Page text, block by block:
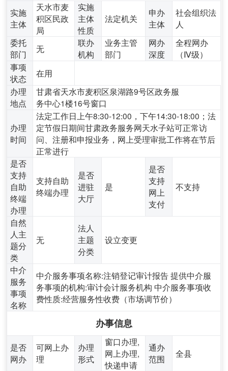
实施
主体
天水市麦
积区民政
局
实施
主体
性质
法定机关
申办
主体
社会组织法
人
委托
部门
无
联办
机构
业务主管
部门
网办
深度
全程网办
（Ⅳ级）
事项
状态
在用
办理
地点
甘肃省天水市麦积区泉湖路9号区政务服
务中心1楼16号窗口
办理
时间
法定工作日上午8:30-12:00，下午14:30-18:00；法
定节假日期间甘肃政务服务网天水子站可正常访
问、注册和申报业务，网上受理审批工作将在节后
正常进行
是否
支持
自助
终端
办理
支持自助
终端办理
是否
进驻
大厅
是
是否
支持
网上
支付
不支持
自然
人主
题分
类
无
法人
主题
分类
设立变更
中介
服务
事项
名称
中介服务事项名称:注销登记审计报告 提供中介服
务事项的机构:审计会计服务机构 中介服务事项收
费性质:经营服务性收费（市场调节价）
办事信息
是否
网办
可网上办
理
办理
形式
窗口办理,
网上办理,
快递申请
通办
范围
全县